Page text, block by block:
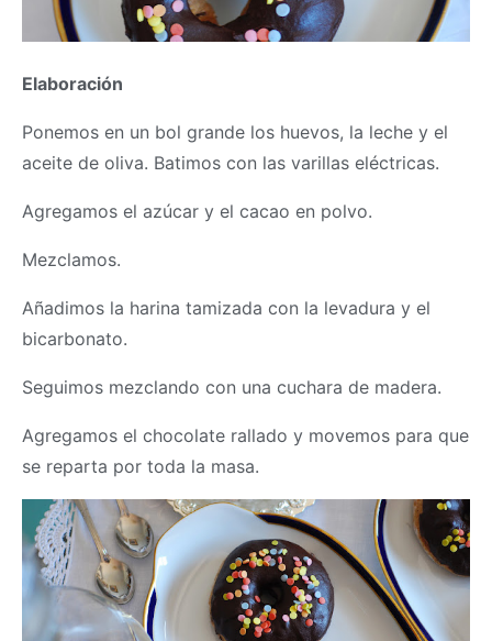
Elaboración
Ponemos en un bol grande los huevos, la leche y el
aceite de oliva. Batimos con las varillas eléctricas.
Agregamos el azúcar y el cacao en polvo.
Mezclamos.
Añadimos la harina tamizada con la levadura y el
bicarbonato.
Seguimos mezclando con una cuchara de madera.
Agregamos el chocolate rallado y movemos para que
se reparta por toda la masa.